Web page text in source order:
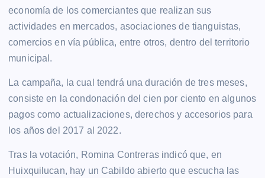
economía de los comerciantes que realizan sus
actividades en mercados, asociaciones de tianguistas,
comercios en vía pública, entre otros, dentro del territorio
municipal.
La campaña, la cual tendrá una duración de tres meses,
consiste en la condonación del cien por ciento en algunos
pagos como actualizaciones, derechos y accesorios para
los años del 2017 al 2022.
Tras la votación, Romina Contreras indicó que, en
Huixquilucan, hay un Cabildo abierto que escucha las